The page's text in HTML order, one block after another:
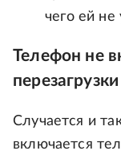
чего ей не
Телефон не
перезагрузки
Случается и
включается